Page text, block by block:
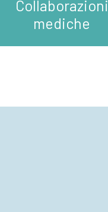
Collaborazioni
mediche